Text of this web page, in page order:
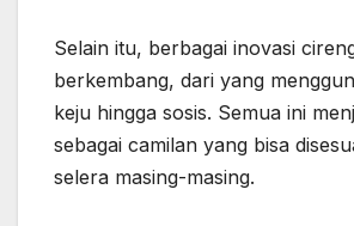
Selain itu, berbagai inovasi
berkembang, dari yang
keju hingga sosis. Semua ini
sebagai camilan yang bisa
selera masing-masing.